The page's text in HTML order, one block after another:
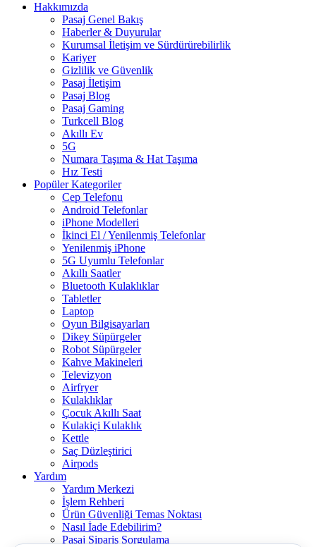
Hakkımızda
Pasaj Genel Bakış
Haberler & Duyurular
Kurumsal İletişim ve Sürdürürebilirlik
Kariyer
Gizlilik ve Güvenlik
Pasaj İletişim
Pasaj Blog
Pasaj Gaming
Turkcell Blog
Akıllı Ev
5G
Numara Taşıma & Hat Taşıma
Hız Testi
Popüler Kategoriler
Cep Telefonu
Android Telefonlar
iPhone Modelleri
İkinci El / Yenilenmiş Telefonlar
Yenilenmiş iPhone
5G Uyumlu Telefonlar
Akıllı Saatler
Bluetooth Kulaklıklar
Tabletler
Laptop
Oyun Bilgisayarları
Dikey Süpürgeler
Robot Süpürgeler
Kahve Makineleri
Televizyon
Airfryer
Kulaklıklar
Çocuk Akıllı Saat
Kulakiçi Kulaklık
Kettle
Saç Düzleştirici
Airpods
Yardım
Yardım Merkezi
İşlem Rehberi
Ürün Güvenliği Temas Noktası
Nasıl İade Edebilirim?
Pasaj Sipariş Sorgulama